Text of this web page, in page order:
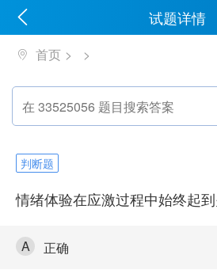
试题详情
首页
判断题
情绪体验在应激过程中始终起
A 正确